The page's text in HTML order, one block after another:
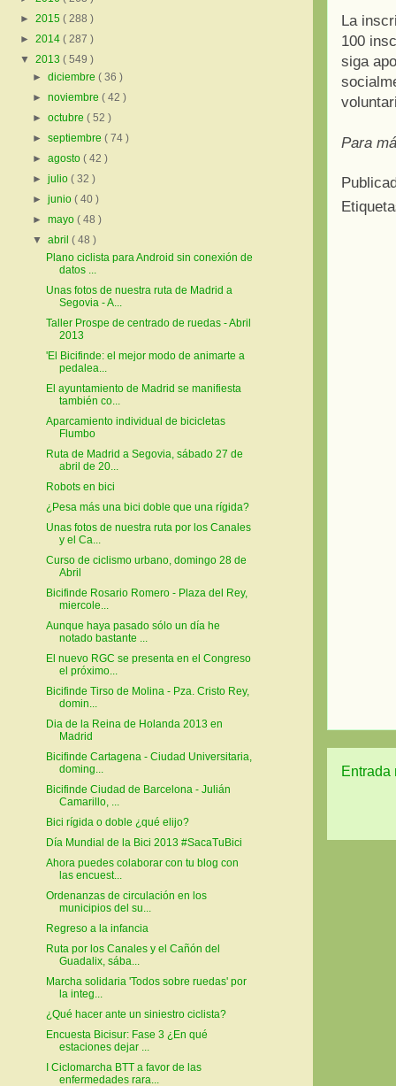
La
100
siga
Para
Entrada
► 2015 ( 288 )
► 2014 ( 287 )
▼ 2013 ( 549 )
►diciembre( 36 )
►noviembre( 42 )
►octubre( 52 )
►septiembre( 74 )
►agosto( 42 )
►julio( 32 )
►junio( 40 )
►mayo( 48 )
▼abril( 48 )
Plano ciclista para Android sin conexión de
datos ...
Unas fotos de nuestra ruta de Madrid a
Segovia - A...
Taller Prospe de centrado de ruedas - Abril
2013
'El Bicifinde: el mejor modo de animarte a
pedalea...
El ayuntamiento de Madrid se manifiesta
también co...
Aparcamiento individual de bicicletas
Flumbo
Ruta de Madrid a Segovia, sábado 27 de
abril de 20...
Robots en bici
¿Pesa más una bici doble que una rígida?
Unas fotos de nuestra ruta por los Canales
y el Ca...
Curso de ciclismo urbano, domingo 28 de
Abril
Bicifinde Rosario Romero - Plaza del Rey,
miercole...
Aunque haya pasado sólo un día he
notado bastante ...
El nuevo RGC se presenta en el Congreso
el próximo...
Bicifinde Tirso de Molina - Pza. Cristo Rey,
domin...
Dia de la Reina de Holanda 2013 en
Madrid
Bicifinde Cartagena - Ciudad Universitaria,
doming...
Bicifinde Ciudad de Barcelona - Julián
Camarillo, ...
Bici rígida o doble ¿qué elijo?
Día Mundial de la Bici 2013 #SacaTuBici
Ahora puedes colaborar con tu blog con
las encuest...
Ordenanzas de circulación en los
municipios del su...
Regreso a la infancia
Ruta por los Canales y el Cañón del
Guadalix, sába...
Marcha solidaria 'Todos sobre ruedas' por
la integ...
¿Qué hacer ante un siniestro ciclista?
Encuesta Bicisur: Fase 3 ¿En qué
estaciones dejar ...
I Ciclomarcha BTT a favor de las
enfermedades rara...